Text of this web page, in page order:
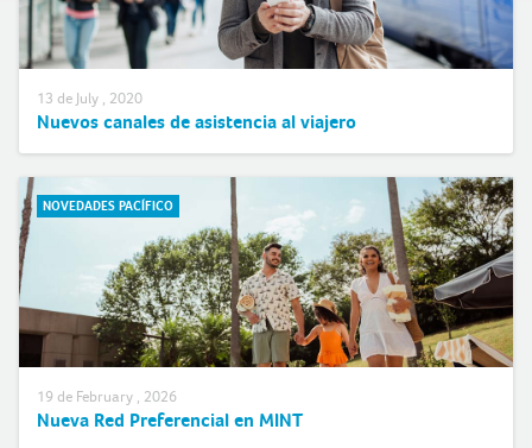
13 de July , 2020
Nuevos canales de asistencia al viajero
NOVEDADES PACÍFICO
19 de February , 2026
Nueva Red Preferencial en MINT